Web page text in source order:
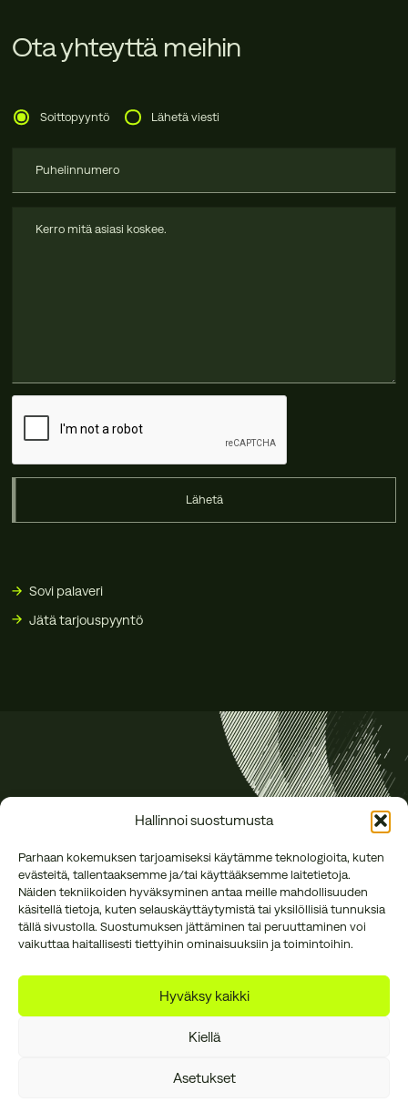
Hallinnoi suostumusta
Parhaan kokemuksen tarjoamiseksi käytämme teknologioita, kuten
evästeitä, tallentaaksemme ja/tai käyttääksemme laitetietoja.
Näiden tekniikoiden hyväksyminen antaa meille mahdollisuuden
käsitellä tietoja, kuten selauskäyttäytymistä tai yksilöllisiä tunnuksia
tällä sivustolla. Suostumuksen jättäminen tai peruuttaminen voi
vaikuttaa haitallisesti tiettyihin ominaisuuksiin ja toimintoihin.
Hyväksy kaikki
Kiellä
Asetukset
Ota yhteyttä meihin
Soittopyyntö Lähetä viesti
Lähetä
Sovi palaveri
Jätä tarjouspyyntö
Annankatu 16 B 27
office@reson.fi